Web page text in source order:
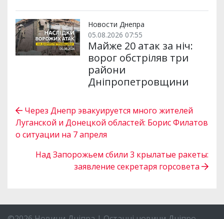
Новости Днепра
05.08.2026 07:55
Майже 20 атак за ніч:
ворог обстріляв три
райони
Дніпропетровщини
Через Днепр эвакуируется много жителей
Луганской и Донецкой областей: Борис Филатов
о ситуации на 7 апреля
Над Запорожьем сбили 3 крылатые ракеты:
заявление секретаря горсовета